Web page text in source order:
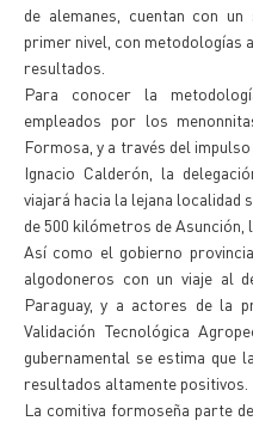
de alemanes, cuentan con
primer nivel, con metodologías
resultados.
Para conocer la
empleados por los
Formosa, y a través del
Ignacio Calderón, la
viajará hacia la lejana localidad
de 500 kilómetros de Asunción,
Así como el gobierno
algodoneros con un viaje al
Paraguay, y a actores de la
Validación Tecnológica
gubernamental se estima que
resultados altamente positivos.
La comitiva formoseña parte